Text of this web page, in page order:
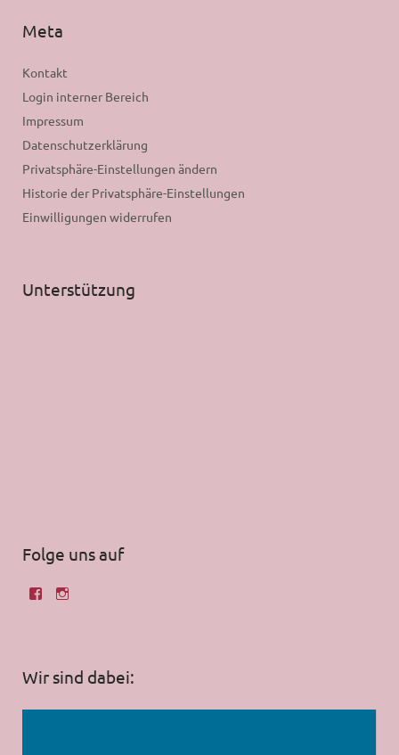
Meta
Kontakt
Login interner Bereich
Impressum
Datenschutzerklärung
Privatsphäre-Einstellungen ändern
Historie der Privatsphäre-Einstellungen
Einwilligungen widerrufen
Unterstützung
Folge uns auf
Wir sind dabei: